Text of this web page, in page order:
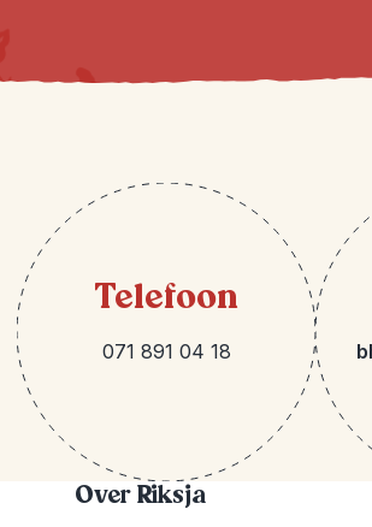
Telefoon
071 891 04 18
Over Riksja